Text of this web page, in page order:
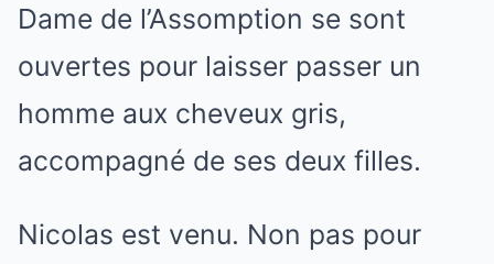
Dame de l’Assomption se sont
ouvertes pour laisser passer un
homme aux cheveux gris,
accompagné de ses deux filles.
Nicolas est venu. Non pas pour